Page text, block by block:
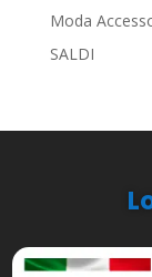
Moda
SALDI